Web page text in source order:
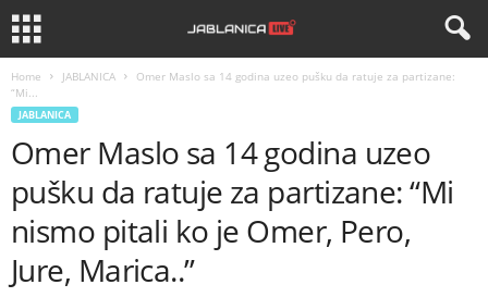
Home JABLANICA
Omer Maslo sa 14 godina uzeo pušku da ratuje za partizane:
“Mi...
JABLANICA
Omer Maslo sa 14 godina uzeo
pušku da ratuje za partizane: “Mi
nismo pitali ko je Omer, Pero,
Jure, Marica..”